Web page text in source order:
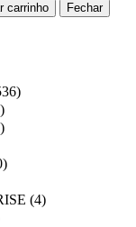
carrinho Fechar
(4)